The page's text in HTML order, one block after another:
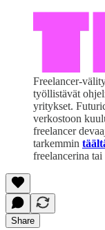
Freelancer-
työllistävät
yritykset.
verkostoon
freelancer
tarkemmin
freelancerina
Share